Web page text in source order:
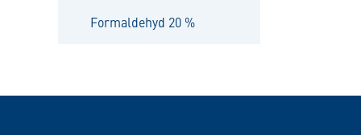
Formaldehyd 20 %